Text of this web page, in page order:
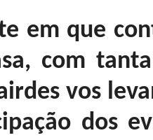
em que
com
vos
dos